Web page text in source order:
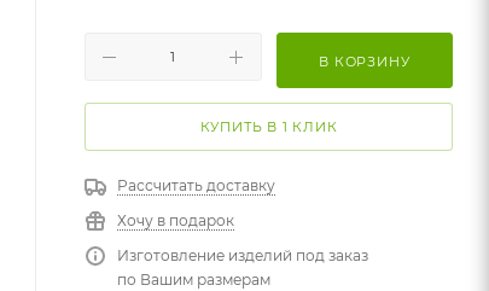
В КОРЗИНУ
КУПИТЬ В 1 КЛИК
Рассчитать доставку
Хочу в подарок
Изготовление изделий под заказ
по Вашим размерам